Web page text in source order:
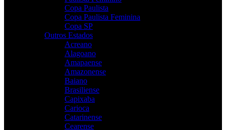
Copa Paulista
Copa Paulista Feminina
Copa SP
Outros Estados
Acreano
Alagoano
Amapaense
Amazonense
Baiano
Brasiliense
Capixaba
Carioca
Catarinense
Cearense